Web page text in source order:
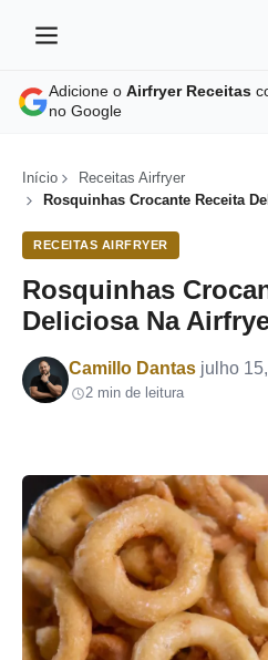
Adicione o Airfryer Receitas
no Google
Início
Receitas Airfryer
Rosquinhas Crocante Receita
RECEITAS AIRFRYER
Rosquinhas
Deliciosa Na
Por
Camillo Dantas julho
2 min de leitura